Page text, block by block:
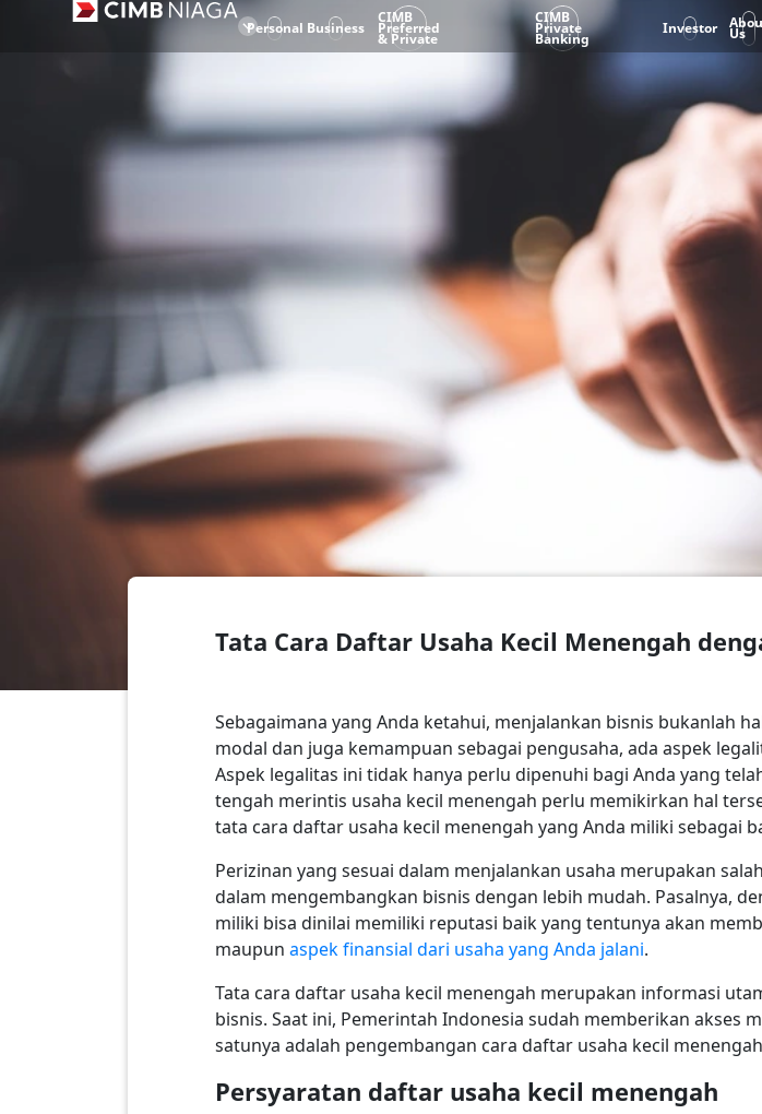
Personal Business
CIMB
Preferred
& Private
CIMB
Private
Banking
Investor Us
Tata Cara Daftar Usaha Kecil Menengah
Sebagaimana yang Anda ketahui, menjalankan bisnis bukanlah
modal dan juga kemampuan sebagai pengusaha, ada aspek
Aspek legalitas ini tidak hanya perlu dipenuhi bagi Anda yang
tengah merintis usaha kecil menengah perlu memikirkan hal
tata cara daftar usaha kecil menengah yang Anda miliki sebagai
Perizinan yang sesuai dalam menjalankan usaha merupakan
dalam mengembangkan bisnis dengan lebih mudah. Pasalnya,
miliki bisa dinilai memiliki reputasi baik yang tentunya akan
maupun aspek finansial dari usaha yang Anda jalani.
Tata cara daftar usaha kecil menengah merupakan informasi
bisnis. Saat ini, Pemerintah Indonesia sudah memberikan akses
satunya adalah pengembangan cara daftar usaha kecil
Persyaratan daftar usaha kecil menengah